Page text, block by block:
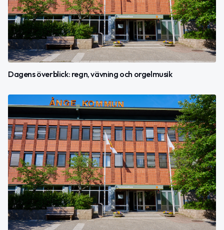
Dagens överblick: regn, vävning och orgelmusik